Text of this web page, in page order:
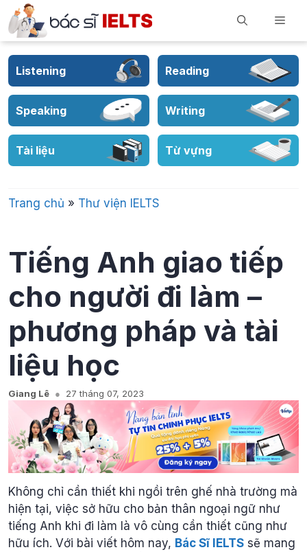
Skip
to
content
Listening Reading
Speaking Writing
Tài liệu Từ vựng
Trang chủ » Thư viện IELTS
Tiếng Anh giao tiếp
cho người đi làm –
phương pháp và tài
liệu học
Giang Lê 27 tháng 07, 2023
Không chỉ cần thiết khi ngồi trên ghế nhà trường mà
hiện tại, việc sở hữu cho bản thân ngoại ngữ như
tiếng Anh khi đi làm là vô cùng cần thiết cũng như
hữu ích. Với bài viết hôm nay, Bác Sĩ IELTS sẽ mang